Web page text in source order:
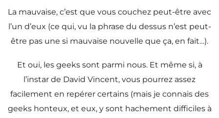
La mauvaise, c’est que vous couchez peut-être avec
l’un d’eux (ce qui, vu la phrase du dessus n’est peut-
être pas une si mauvaise nouvelle que ça, en fait…).
Et oui, les geeks sont parmi nous. Et même si, à
l’instar de David Vincent, vous pourrez assez
facilement en repérer certains (mais je connais des
geeks honteux, et eux, y sont hachement difficiles à